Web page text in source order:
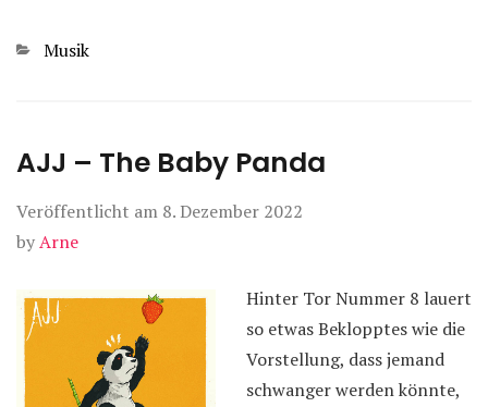
Kategorien
Musik
AJJ – The Baby Panda
Veröffentlicht am 8. Dezember 2022
byArne
Hinter Tor Nummer 8 lauert
so etwas Beklopptes wie die
Vorstellung, dass jemand
schwanger werden könnte,